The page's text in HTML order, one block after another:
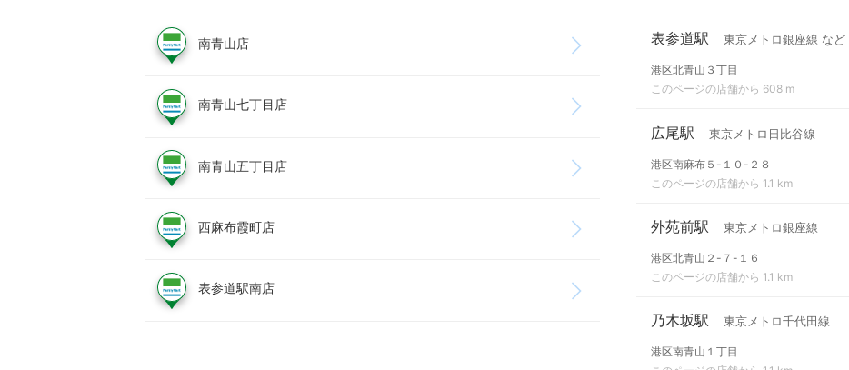
南青山店
南青山七丁目店
南青山五丁目店
西麻布霞町店
表参道駅南店
表参道駅 東京メトロ銀座線 など
港区北青山３丁目
このページの店舗から 608 m
広尾駅 東京メトロ日比谷線
港区南麻布５-１０-２８
このページの店舗から 1.1 km
外苑前駅 東京メトロ銀座線
港区北青山２-７-１６
このページの店舗から 1.1 km
乃木坂駅 東京メトロ千代田線
港区南青山１丁目